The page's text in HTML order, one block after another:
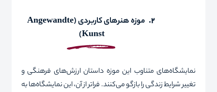
2. موزه هنرهای کاربردی (Angewandte
Kunst
)
نمایشگاه‌های متناوب این موزه داستان ارزش‌های فرهنگی و
تغییر شرایط زندگی را بازگو می‌کنند. فراتر از آن، این نمایشگاه‌ها به